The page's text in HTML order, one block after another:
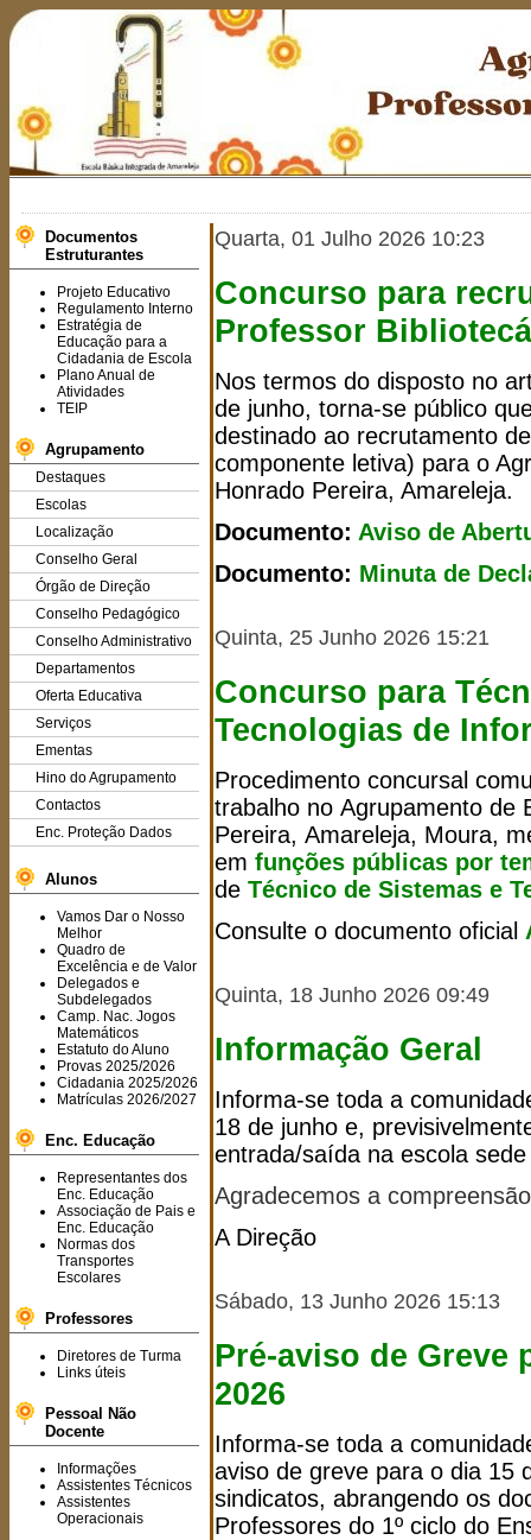
Documentos
Estruturantes
Projeto Educativo
Regulamento Interno
Estratégia de
Educação para a
Cidadania de Escola
Plano Anual de
Atividades
TEIP
Agrupamento
Destaques
Escolas
Localização
Conselho Geral
Órgão de Direção
Conselho Pedagógico
Conselho Administrativo
Departamentos
Oferta Educativa
Serviços
Ementas
Hino do Agrupamento
Contactos
Enc. Proteção Dados
Alunos
Vamos Dar o Nosso
Melhor
Quadro de
Excelência e de Valor
Delegados e
Subdelegados
Camp. Nac. Jogos
Matemáticos
Estatuto do Aluno
Provas 2025/2026
Cidadania 2025/2026
Matrículas 2026/2027
Enc. Educação
Representantes dos
Enc. Educação
Associação de Pais e
Enc. Educação
Normas dos
Transportes
Escolares
Professores
Diretores de Turma
Links úteis
Pessoal Não
Docente
Informações
Assistentes Técnicos
Assistentes
Operacionais
Quarta, 01 Julho 2026 10:23
Concurso para
Professor
Nos termos do disposto no
de junho, torna-se público
destinado ao recrutamento
componente letiva) para o
Honrado Pereira, Amareleja.
Documento: Aviso de
Documento: Minuta de
Quinta, 25 Junho 2026 15:21
Concurso para
Tecnologias de
Procedimento concursal
trabalho no Agrupamento de
Pereira, Amareleja, Moura,
em funções públicas por
de Técnico de Sistemas e
Consulte o documento oficial
Quinta, 18 Junho 2026 09:49
Informação Geral
Informa-se toda a
18 de junho e,
entrada/saída na escola
Agradecemos a
A Direção
Sábado, 13 Junho 2026 15:13
Pré-aviso de Greve
2026
Informa-se toda a
aviso de greve para o dia 15
sindicatos, abrangendo os
Professores do 1º ciclo do